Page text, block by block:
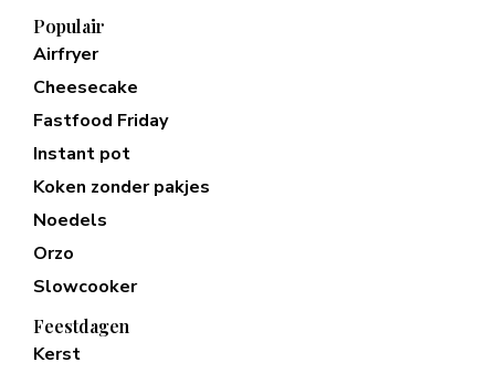
Populair
Airfryer
Cheesecake
Fastfood Friday
Instant pot
Koken zonder pakjes
Noedels
Orzo
Slowcooker
Feestdagen
Kerst